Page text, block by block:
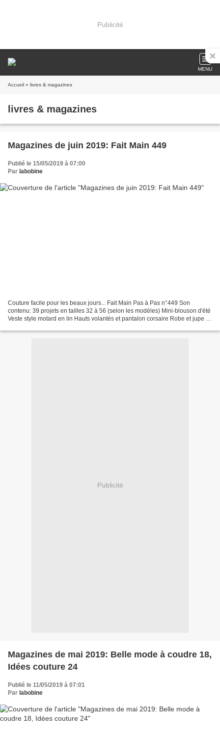
Publicité
MENU
Accueil » livres & magazines
livres & magazines
Magazines de juin 2019: Fait Main 449
Publié le 15/05/2019 à 07:00
Par labobine
Couture facile pour les beaux jours... Fait Main Pas à Pas n°449 Son
contenu: 39 projets en tailles 32 à 56 (selon les modèles) Mini-blouson d'été
Veste style motard en lin Hauts volantés et pantalon corsaire Robe et jupe à
Publicité
Magazines de mai 2019: Belle mode à coudre 18,
Idées couture 24
Publié le 11/05/2019 à 07:01
Par labobine